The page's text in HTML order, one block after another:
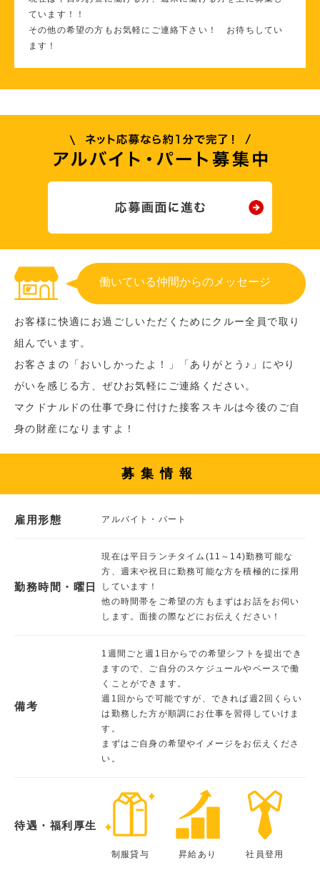
ています！！
その他の希望の方もお気軽にご連絡下さい！ お待ちしてい
ます！
働いている仲間からのメッセージ
お客様に快適にお過ごしいただくためにクルー全員で取り
組んでいます。
お客さまの「おいしかったよ！」「ありがとう♪」にやり
がいを感じる方、ぜひお気軽にご連絡ください。
マクドナルドの仕事で身に付けた接客スキルは今後のご自
身の財産になりますよ！
募集情報
雇用形態 アルバイト・パート
勤務時間・曜日
現在は平日ランチタイム(11～14)勤務可能な
方、週末や祝日に勤務可能な方を積極的に採用
しています！
他の時間帯をご希望の方もまずはお話をお伺い
します。面接の際などにお伝えください！
備考
1週間ごと週1日からでの希望シフトを提出でき
ますので、ご自分のスケジュールやペースで働
くことができます。
週1回からで可能ですが、できれば週2回くらい
は勤務した方が順調にお仕事を習得していけま
す。
まずはご自身の希望やイメージをお伝えくださ
い。
待遇・福利厚生
制服貸与 昇給あり 社員登用